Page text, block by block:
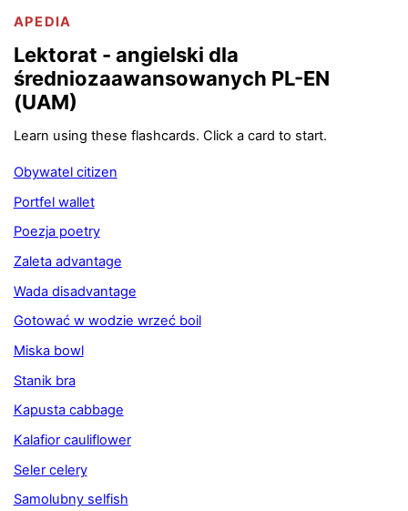
APEDIA
Lektorat - angielski dla
średniozaawansowanych PL-EN
(UAM)
Learn using these flashcards. Click a card to start.
Obywatel citizen
Portfel wallet
Poezja poetry
Zaleta advantage
Wada disadvantage
Gotować w wodzie wrzeć boil
Miska bowl
Stanik bra
Kapusta cabbage
Kalafior cauliflower
Seler celery
Samolubny selfish